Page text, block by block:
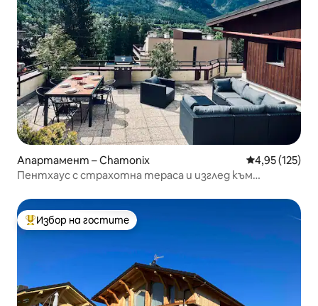
Апартамент – Chamonix Средна
4,95 (125)
Пентхаус с страхотна тераса и изглед към
Най-популярен избор на гостите
Избор на гостите